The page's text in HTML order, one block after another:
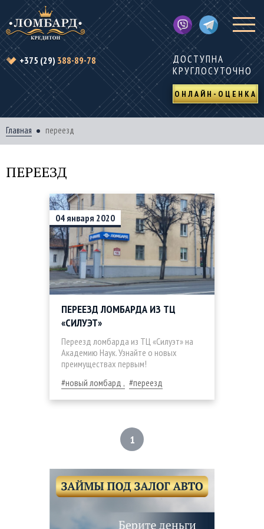
ДОСТУПНА
КРУГЛОСУТОЧНО
ОНЛАЙН-ОЦЕНКА
+375 (29) 388-89-78
Главная переезд
ПЕРЕЕЗД
04января 2020
ПЕРЕЕЗД ЛОМБАРДА ИЗ ТЦ
«СИЛУЭТ»
Переезд ломбарда из ТЦ «Силуэт» на
Академию Наук. Узнайте о новых
преимуществах первым!
новый ломбард
переезд
1